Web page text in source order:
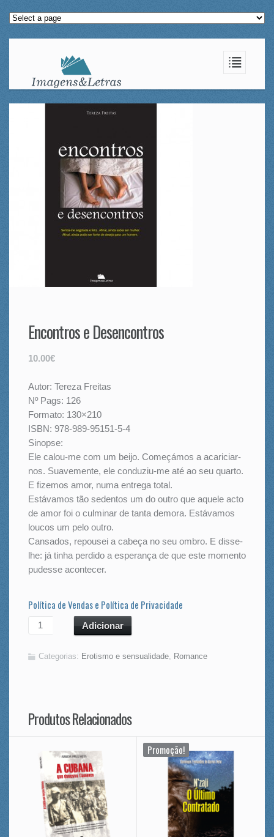
Encontros e Desencontros
10.00€
Autor: Tereza Freitas
Nº Pags: 126
Formato: 130×210
ISBN: 978-989-95151-5-4
Sinopse:
Ele calou-me com um beijo. Começámos a acariciar-
nos. Suavemente, ele conduziu-me até ao seu quarto.
E fizemos amor, numa entrega total.
Estávamos tão sedentos um do outro que aquele acto
de amor foi o culminar de tanta demora. Estávamos
loucos um pelo outro.
Cansados, repousei a cabeça no seu ombro. E disse-
lhe: já tinha perdido a esperança de que este momento
pudesse acontecer.
Política de Vendas e Política de Privacidade
Adicionar
Categorias: Erotismo e sensualidade, Romance
Produtos Relacionados
Promoção!